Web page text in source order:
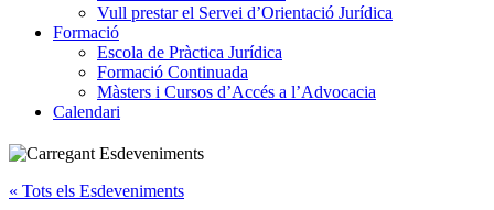
Vull prestar el Servei d’Orientació Jurídica
Formació
Escola de Pràctica Jurídica
Formació Continuada
Màsters i Cursos d’Accés a l’Advocacia
Calendari
« Tots els Esdeveniments